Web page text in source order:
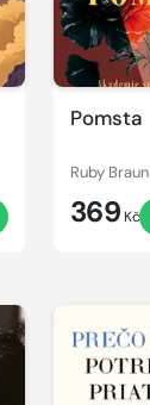
Pomsta
Ruby Braun
369 Kč